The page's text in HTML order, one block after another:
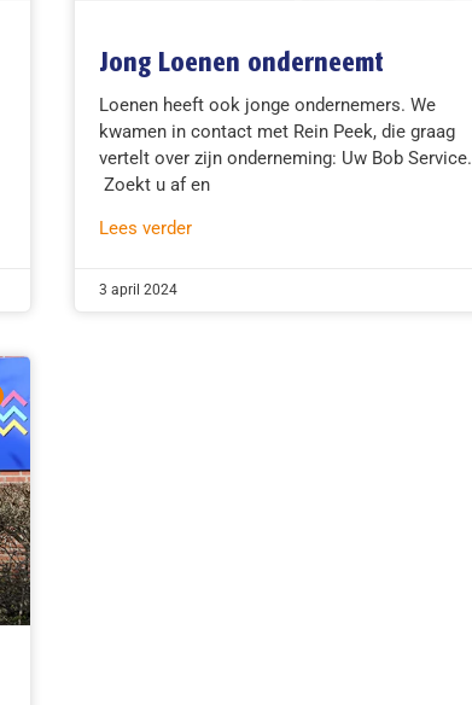
Jong Loenen onderneemt
Loenen heeft ook jonge ondernemers. We
kwamen in contact met Rein Peek, die graag
vertelt over zijn onderneming: Uw Bob Service.
Zoekt u af en
Lees verder
3 april 2024